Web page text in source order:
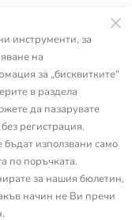
инструменти, за
на
за „бисквитките“
в раздела
да пазарувате
регистрация.
използвани само
по поръчката.
за нашия бюлетин,
начин не Ви пречи